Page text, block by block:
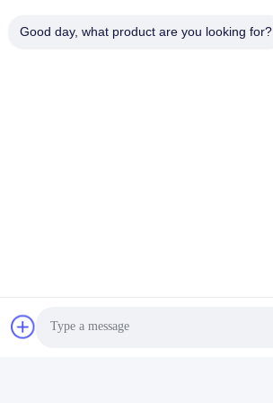
Πολιτική απορρήτου
Good day, what product are you looking for?